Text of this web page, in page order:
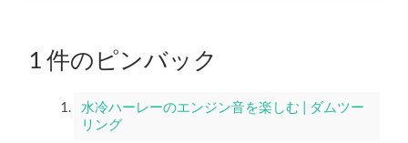
1 件のピンバック
水冷ハーレーのエンジン音を楽しむ | ダムツー
リング